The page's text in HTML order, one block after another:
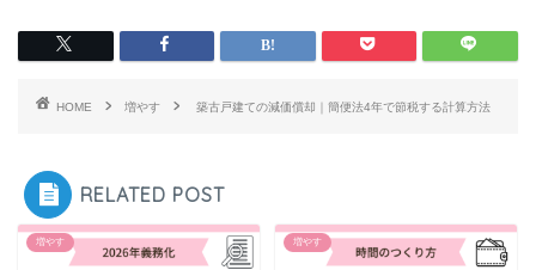
HOME 増やす 築古戸建ての減価償却｜簡便法4年で節税する計算方法
RELATED POST
増やす 増やす